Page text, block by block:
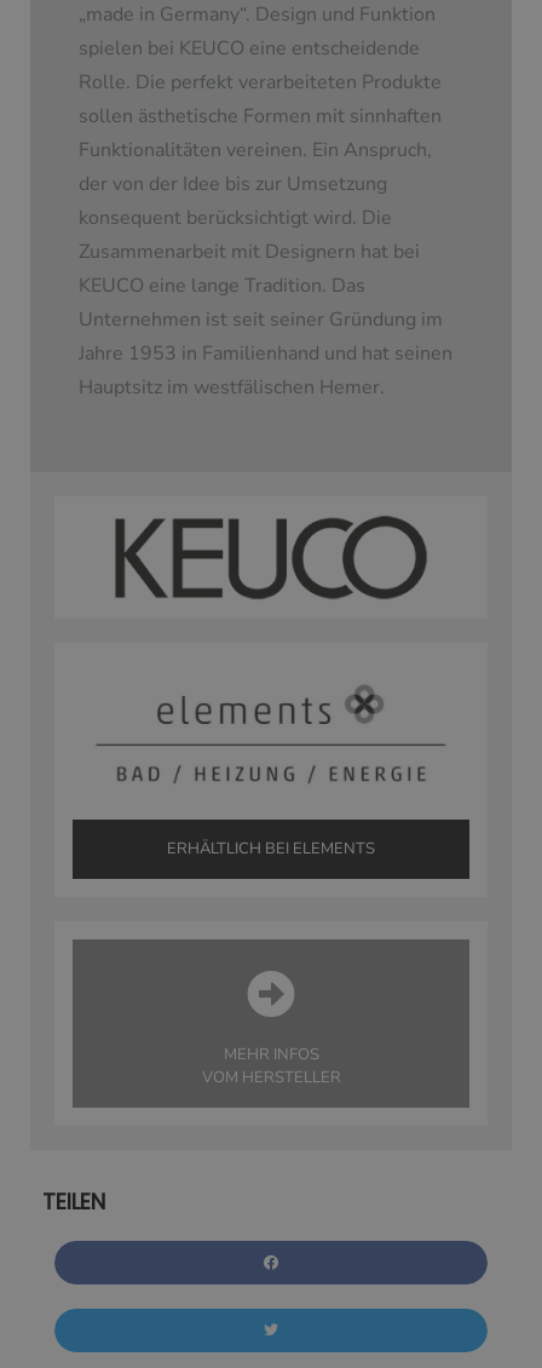
„made in Germany“. Design und Funktion
spielen bei KEUCO eine entscheidende
Rolle. Die perfekt verarbeiteten Produkte
sollen ästhetische Formen mit sinnhaften
Funktionalitäten vereinen. Ein Anspruch,
der von der Idee bis zur Umsetzung
konsequent berücksichtigt wird. Die
Zusammenarbeit mit Designern hat bei
KEUCO eine lange Tradition. Das
Unternehmen ist seit seiner Gründung im
Jahre 1953 in Familienhand und hat seinen
Hauptsitz im westfälischen Hemer.
ERHÄLTLICH BEI ELEMENTS
MEHR INFOS
VOM HERSTELLER
TEILEN